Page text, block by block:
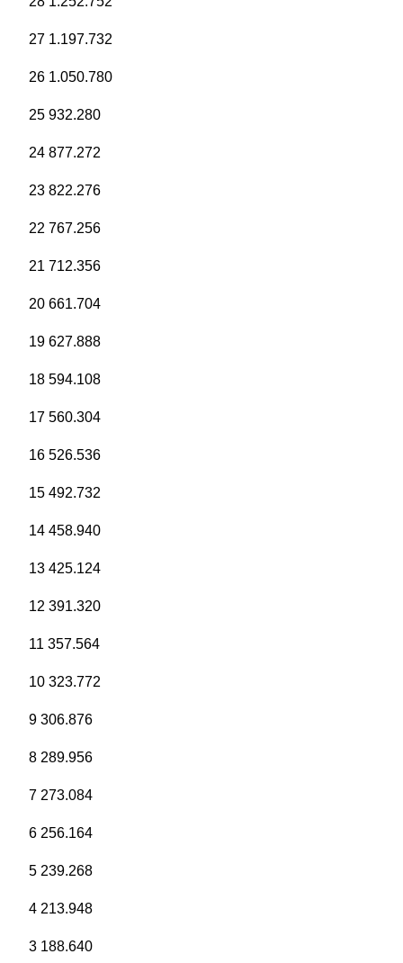
27 1.197.732
26 1.050.780
25 932.280
24 877.272
23 822.276
22 767.256
21 712.356
20 661.704
19 627.888
18 594.108
17 560.304
16 526.536
15 492.732
14 458.940
13 425.124
12 391.320
11 357.564
10 323.772
9 306.876
8 289.956
7 273.084
6 256.164
5 239.268
4 213.948
3 188.640